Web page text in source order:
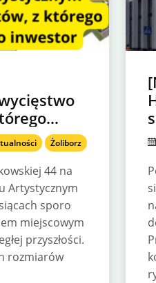
inwestor
Żoliborz
44 na
Artystycznym
sporo
miejscowym
przyszłości.
rozmiarów